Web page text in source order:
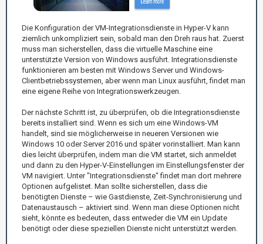
Die Konfiguration der VM-Integrationsdienste in Hyper-V kann
ziemlich unkompliziert sein, sobald man den Dreh raus hat. Zuerst
muss man sicherstellen, dass die virtuelle Maschine eine
unterstützte Version von Windows ausführt. Integrationsdienste
funktionieren am besten mit Windows Server und Windows-
Clientbetriebssystemen, aber wenn man Linux ausführt, findet man
eine eigene Reihe von Integrationswerkzeugen.
Der nächste Schritt ist, zu überprüfen, ob die Integrationsdienste
bereits installiert sind. Wenn es sich um eine Windows-VM
handelt, sind sie möglicherweise in neueren Versionen wie
Windows 10 oder Server 2016 und später vorinstalliert. Man kann
dies leicht überprüfen, indem man die VM startet, sich anmeldet
und dann zu den Hyper-V-Einstellungen im Einstellungsfenster der
VM navigiert. Unter "Integrationsdienste“ findet man dort mehrere
Optionen aufgelistet. Man sollte sicherstellen, dass die
benötigten Dienste – wie Gastdienste, Zeit-Synchronisierung und
Datenaustausch – aktiviert sind. Wenn man diese Optionen nicht
sieht, könnte es bedeuten, dass entweder die VM ein Update
benötigt oder diese speziellen Dienste nicht unterstützt werden.